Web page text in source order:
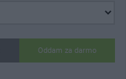
Oddam za darmo